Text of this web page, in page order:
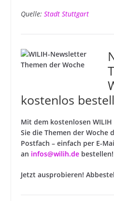
Quelle: Stadt Stuttgart
kostenlos
Mit dem kostenlosen
Sie die Themen der Woche
Postfach – einfach per E-
an infos@wilih.debestellen!
Jetzt ausprobieren!